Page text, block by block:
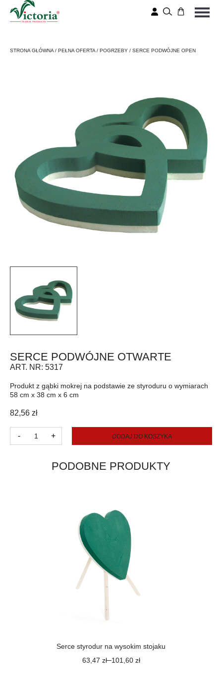
STRONA GŁÓWNA / PEŁNA OFERTA / POGRZEBY / SERCE PODWÓJNE OPEN
SERCE PODWÓJNE OTWARTE
82,56 zł
Produkt z gąbki mokrej na podstawie ze styroduru o wymiarach
58 cm x 38 cm x 6 cm
-
ilość
Serce
podwójne
+ DODAJ DO KOSZYKA
ART. NR: 5317
PODOBNE PRODUKTY
Serce styrodur na wysokim stojaku
63,47 zł–101,60 zł